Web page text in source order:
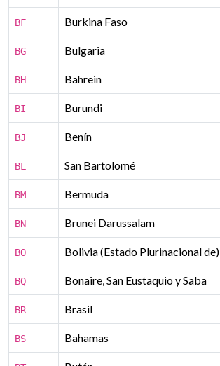
BF Burkina Faso
BG Bulgaria
BH Bahrein
BI Burundi
BJ Benín
BL San Bartolomé
BM Bermuda
BN Brunei Darussalam
BO Bolivia (Estado Plurinacional de)
BQ Bonaire, San Eustaquio y Saba
BR Brasil
BS Bahamas